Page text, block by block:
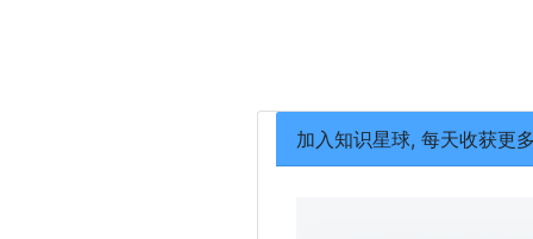
加入知识星球, 每天收获更